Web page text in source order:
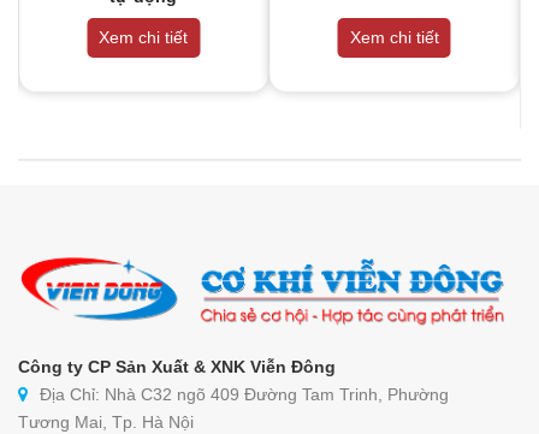
Xem chi tiết Xem chi tiết
Công ty CP Sản Xuất & XNK Viễn Đông
Địa Chỉ: Nhà C32 ngõ 409 Đường Tam Trinh, Phường
Tương Mai, Tp. Hà Nội